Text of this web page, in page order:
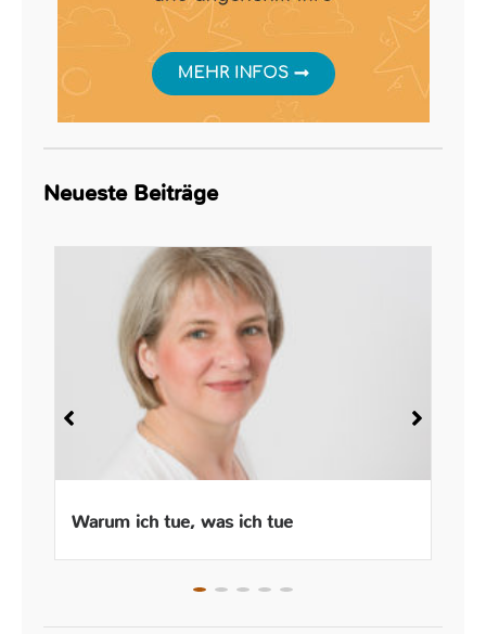
Neueste Beiträge
Warum ich tue, was ich tue